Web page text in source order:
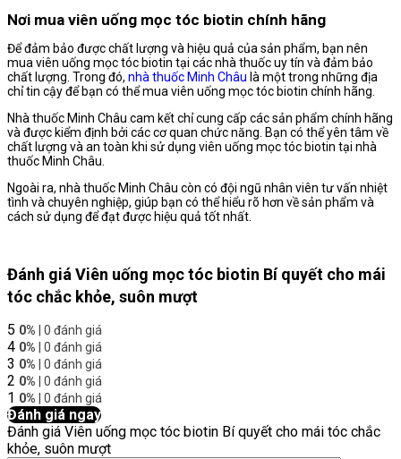
Nơi mua viên uống mọc tóc biotin chính hãng
Để đảm bảo được chất lượng và hiệu quả của sản phẩm, bạn nên
mua viên uống mọc tóc biotin tại các nhà thuốc uy tín và đảm bảo
chất lượng. Trong đó, nhà thuốc Minh Châu là một trong những địa
chỉ tin cậy để bạn có thể mua viên uống mọc tóc biotin chính hãng.
Nhà thuốc Minh Châu cam kết chỉ cung cấp các sản phẩm chính hãng
và được kiểm định bởi các cơ quan chức năng. Bạn có thể yên tâm về
chất lượng và an toàn khi sử dụng viên uống mọc tóc biotin tại nhà
thuốc Minh Châu.
Ngoài ra, nhà thuốc Minh Châu còn có đội ngũ nhân viên tư vấn nhiệt
tình và chuyên nghiệp, giúp bạn có thể hiểu rõ hơn về sản phẩm và
cách sử dụng để đạt được hiệu quả tốt nhất.
Đánh giá Viên uống mọc tóc biotin Bí quyết cho mái
tóc chắc khỏe, suôn mượt
5 0% | 0 đánh giá
4 0% | 0 đánh giá
3 0% | 0 đánh giá
2 0% | 0 đánh giá
1 0% | 0 đánh giá
Đánh giá ngay
Đánh giá Viên uống mọc tóc biotin Bí quyết cho mái tóc chắc
khỏe, suôn mượt